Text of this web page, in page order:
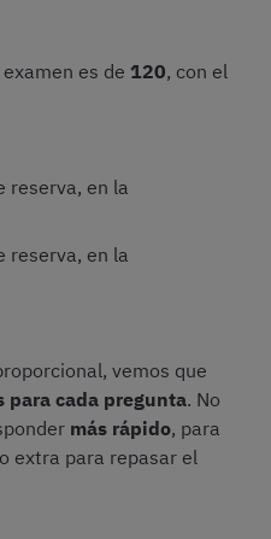
es de 120, con el
reserva, en la
reserva, en la
vemos que
para cada pregunta. No
más rápido, para
extra para repasar el